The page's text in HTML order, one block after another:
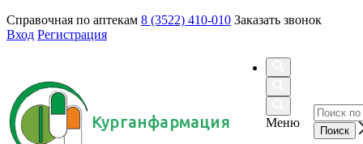
Справочная по аптекам 8 (3522) 410-010 Заказать звонок
Вход Регистрация
Курганфармация
Меню